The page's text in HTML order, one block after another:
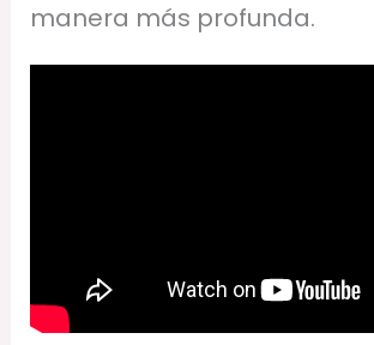
manera más profunda.